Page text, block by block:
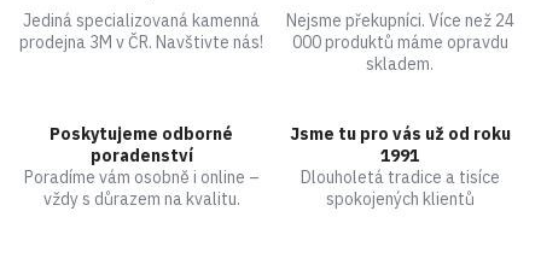
Jediná specializovaná kamenná
prodejna 3M v ČR. Navštivte nás!
Nejsme překupníci. Více než 24
000 produktů máme opravdu
skladem.
Poskytujeme odborné
poradenství
Poradíme vám osobně i online –
vždy s důrazem na kvalitu.
Jsme tu pro vás už od roku
1991
Dlouholetá tradice a tisíce
spokojených klientů